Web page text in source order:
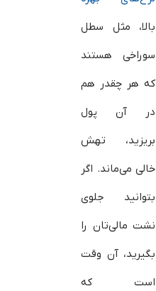
بالا، مثل سطل
سوراخی هستند
که هر چقدر هم
در آن پول
بریزید، تهش
خالی می‌ماند. اگر
بتوانید جلوی
نشت مالی‌تان را
بگیرید، آن وقت
است که